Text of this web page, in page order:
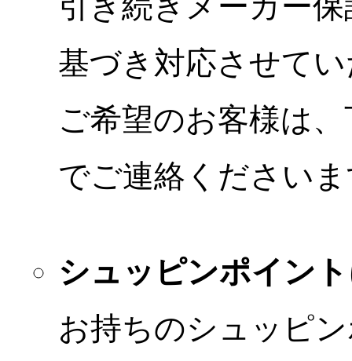
基づき対応させて
ご希望のお客様は
でご連絡ください
シュッピンポイン
お持ちのシュッピ